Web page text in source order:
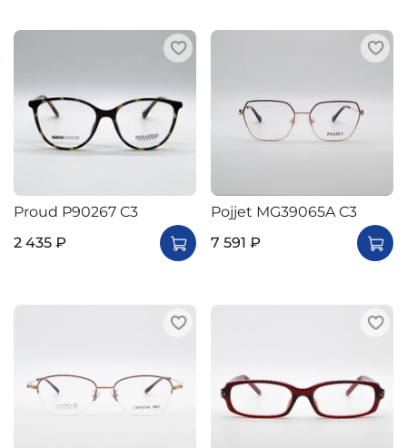
Proud P90267 C3
2 435 ₽
Pojjet MG39065A C3
7 591 ₽